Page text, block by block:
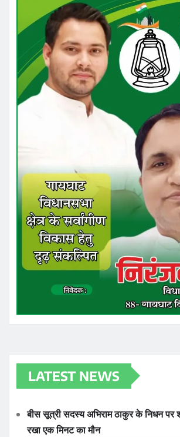
LATEST NEWS
बीस सूत्री सदस्य अभिराम ठाकुर के निधन पर
रखा एक मिनट का मौन